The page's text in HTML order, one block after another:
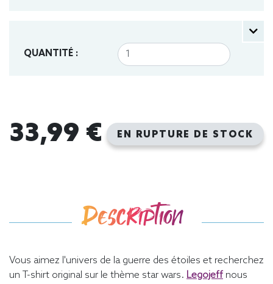
QUANTITÉ :
33,99 € EN RUPTURE DE STOCK
Description
Vous aimez l'univers de la guerre des étoiles et recherchez
un T-shirt original sur le thème star wars. Legojeff nous